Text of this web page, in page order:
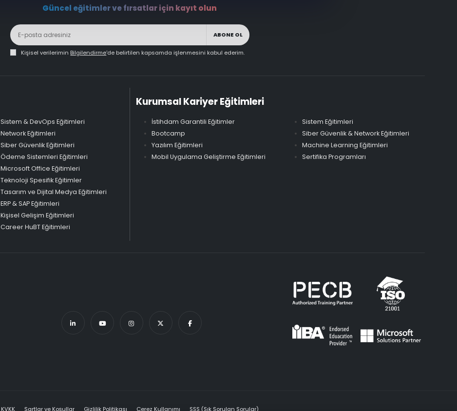
Güncel eğitimler ve fırsatlar için kayıt olun
ABONE OL
Kişisel verilerimin Bilgilendirme'de belirtilen kapsamda işlenmesini kabul ederim.
Sistem & DevOps Eğitimleri
Network Eğitimleri
Siber Güvenlik Eğitimleri
Ödeme Sistemleri Eğitimleri
Microsoft Office Eğitimleri
Teknoloji Spesifik Eğitimler
Tasarım ve Dijital Medya Eğitimleri
ERP & SAP Eğitimleri
Kişisel Gelişim Eğitimleri
Career HuBT Eğitimleri
Kurumsal Kariyer Eğitimleri
İstihdam Garantili Eğitimler
Bootcamp
Yazılım Eğitimleri
Mobil Uygulama Geliştirme Eğitimleri
Sistem Eğitimleri
Siber Güvenlik & Network Eğitimleri
Machine Learning Eğitimleri
Sertifika Programları
KVKK Şartlar ve Koşullar Gizlilik Politikası Çerez Kullanımı SSS (Sık Sorulan Sorular)